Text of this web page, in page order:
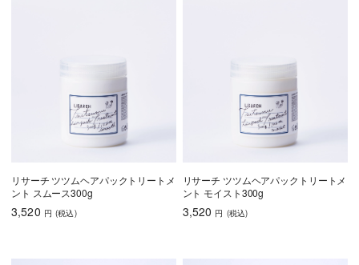
リサーチ ツツムヘアパックトリートメ
ント スムース300g
3,520 円 (税込)
リサーチ ツツムヘアパックトリートメ
ント モイスト300g
3,520 円 (税込)